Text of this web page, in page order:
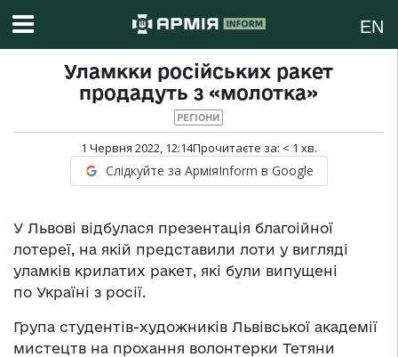
EN
Уламкки російських ракет
продадуть з «молотка»
РЕГІОНИ
1 Червня 2022, 12:14Прочитаєте за: < 1 хв.
Слідкуйте за АрміяInform в Google
У Львові відбулася презентація благоійної
лотереї, на якій представили лоти у вигляді
уламків крилатих ракет, які були випущені
по Україні з росії.
Група студентів-художників Львівської академії
мистецтв на прохання волонтерки Тетяни